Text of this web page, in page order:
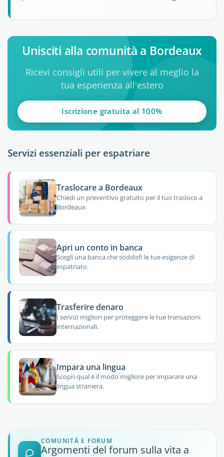
Unisciti alla comunità a Bordeaux
Ricevi consigli utili per vivere al meglio la
tua esperienza all'estero
Iscrizione gratuita al 100%
Servizi essenziali per espatriare
Traslocare a Bordeaux
Chiedi un preventivo gratuito per il tuo trasloco a
Bordeaux.
Apri un conto in banca
Scegli una banca che soddisfi le tue esigenze di
espatriato.
Trasferire denaro
I servizi migliori per proteggere le tue transazioni
internazionali.
Impara una lingua
Scopri qual è il modo migliore per imparare una
lingua straniera.
COMUNITÀ E FORUM
Argomenti del forum sulla vita a